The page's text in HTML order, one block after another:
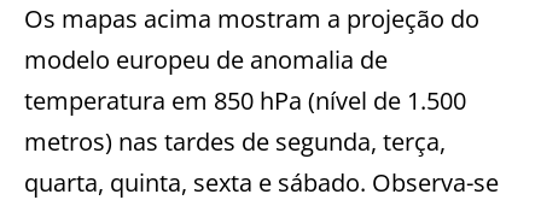
Os mapas acima mostram a projeção do
modelo europeu de anomalia de
temperatura em 850 hPa (nível de 1.500
metros) nas tardes de segunda, terça,
quarta, quinta, sexta e sábado. Observa-se